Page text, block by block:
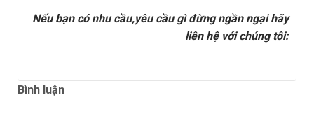
Nếu bạn có nhu cầu,yêu cầu gì đừng ngần ngại hãy
liên hệ với chúng tôi:
Bình luận